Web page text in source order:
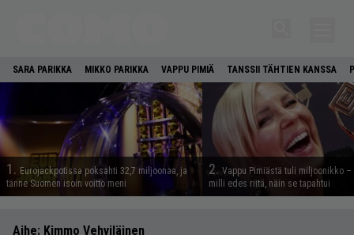
SARA PARIKKA MIKKO PARIKKA VAPPU PIMIÄ TANSSII TÄHTIEN KANSSA
1. Eurojackpotissa poksahti 32,7 miljoonaa, ja
tänne Suomen isoin voitto meni
2. Vappu Pimiästä tuli miljoonikko
milli edes riitä, näin se tapahtui
Aihe: Kimmo Vehviläinen